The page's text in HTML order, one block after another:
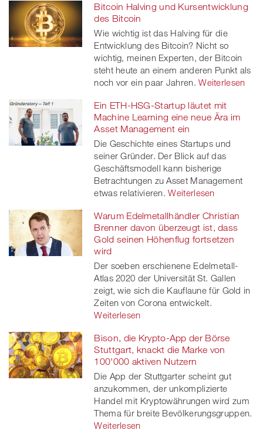
Bitcoin Halving und Kursentwicklung
des Bitcoin
Wie wichtig ist das Halving für die
Entwicklung des Bitcoin? Nicht so
wichtig, meinen Experten, der Bitcoin
steht heute an einem anderen Punkt als
noch vor ein paar Jahren. Weiterlesen
Ein ETH-HSG-Startup läutet mit
Machine Learning eine neue Ära im
Asset Management ein
Die Geschichte eines Startups und
seiner Gründer. Der Blick auf das
Geschäftsmodell kann bisherige
Betrachtungen zu Asset Management
etwas relativieren. Weiterlesen
Warum Edelmetallhändler Christian
Brenner davon überzeugt ist, dass
Gold seinen Höhenflug fortsetzen
wird
Der soeben erschienene Edelmetall-
Atlas 2020 der Universität St. Gallen
zeigt, wie sich die Kauflaune für Gold in
Zeiten von Corona entwickelt.
Weiterlesen
Bison, die Krypto-App der Börse
Stuttgart, knackt die Marke von
100'000 aktiven Nutzern
Die App der Stuttgarter scheint gut
anzukommen, der unkomplizierte
Handel mit Kryptowährungen wird zum
Thema für breite Bevölkerungsgruppen.
Weiterlesen